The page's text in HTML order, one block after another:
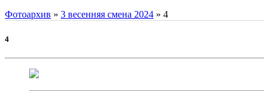
Фотоархив » 3 весенняя смена 2024 » 4
4